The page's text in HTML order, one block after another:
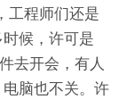
工程师们还是
候，许可是
去开会，有人
脑也不关。许